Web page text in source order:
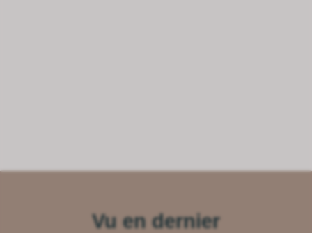
Vu en dernier